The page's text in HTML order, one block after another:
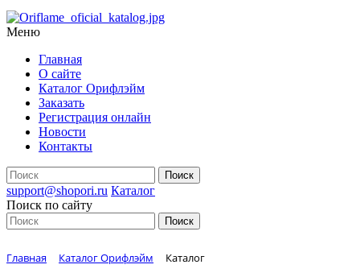
Меню
Главная
О сайте
Каталог Орифлэйм
Заказать
Регистрация онлайн
Новости
Контакты
support@shopori.ru Каталог
Поиск по сайту
Главная Каталог Орифлэйм Каталог